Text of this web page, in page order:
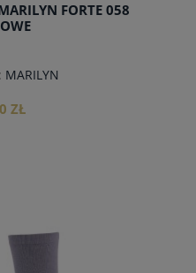
FORTE 058
MARILYN
ZŁ